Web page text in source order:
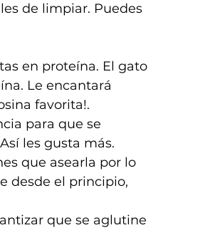
de limpiar. Puedes
en proteína. El gato
Le encantará
favorita!.
para que se
les gusta más.
que asearla por lo
desde el principio,
que se aglutine